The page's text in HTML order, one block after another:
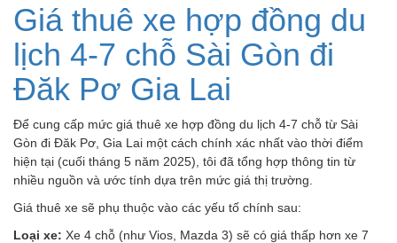
Giá thuê xe hợp đồng du
lịch 4-7 chỗ Sài Gòn đi
Đăk Pơ Gia Lai
Để cung cấp mức giá thuê xe hợp đồng du lịch 4-7 chỗ từ Sài
Gòn đi Đăk Pơ, Gia Lai một cách chính xác nhất vào thời điểm
hiện tại (cuối tháng 5 năm 2025), tôi đã tổng hợp thông tin từ
nhiều nguồn và ước tính dựa trên mức giá thị trường.
Giá thuê xe sẽ phụ thuộc vào các yếu tố chính sau:
Loại xe: Xe 4 chỗ (như Vios, Mazda 3) sẽ có giá thấp hơn xe 7